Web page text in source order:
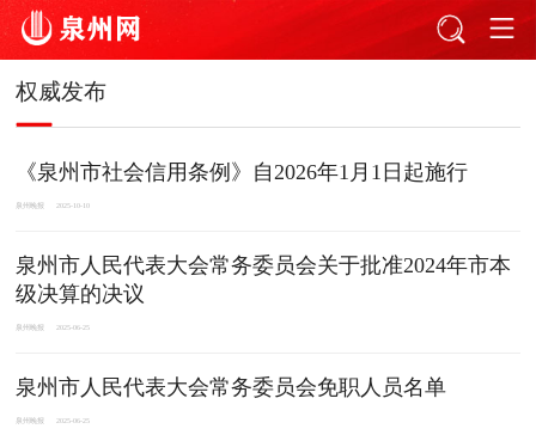
权威发布
《泉州市社会信用条例》自2026年1月1日起施行
泉州晚报 2025-10-10
泉州市人民代表大会常务委员会关于批准2024年市本
级决算的决议
泉州晚报 2025-06-25
泉州市人民代表大会常务委员会免职人员名单
泉州晚报 2025-06-25